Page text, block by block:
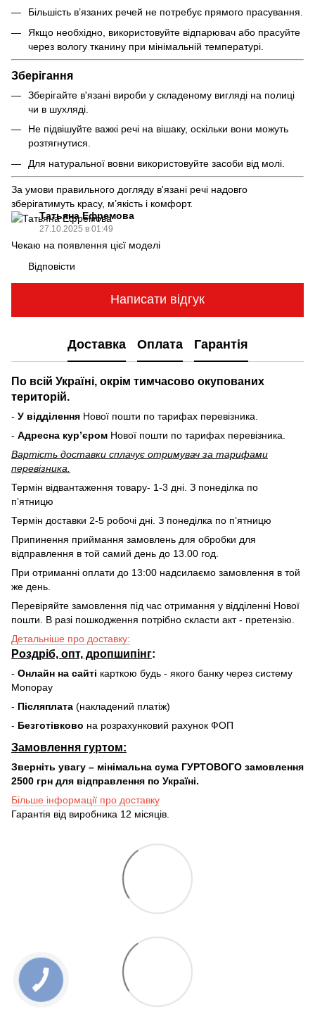
Більшість в’язаних речей не потребує прямого прасування.
Якщо необхідно, використовуйте відпарювач або прасуйте
через вологу тканину при мінімальній температурі.
Зберігання
Зберігайте в'язані вироби у складеному вигляді на полиці
чи в шухляді.
Не підвішуйте важкі речі на вішаку, оскільки вони можуть
розтягнутися.
Для натуральної вовни використовуйте засоби від молі.
За умови правильного догляду в'язані речі надовго
зберігатимуть красу, м’якість і комфорт.
Татьяна Ефремова
27.10.2025 в 01:49
Чекаю на появлення цієї моделі
Відповісти
Написати відгук
Доставка Оплата Гарантія
По всій Україні, окрім тимчасово окупованих
територій.
- У відділення Нової пошти по тарифах перевізника.
- Адресна курʼєром Нової пошти по тарифах перевізника.
Вартість доставки cплачує отримувач за тарифами
перевізника.
Термін відвантаження товару- 1-3 дні. З понеділка по
пʼятницю
Термін доставки 2-5 робочі дні. З понеділка по пʼятницю
Припинення приймання замовлень для обробки для
відправлення в той самий день до 13.00 год.
При отриманні оплати до 13:00 надсилаємо замовлення в той
же день.
Перевіряйте замовлення під час отримання у відділенні Нової
пошти. В разі пошкодження потрібно скласти акт - претензію.
Детальніше про доставку:
Роздріб, опт, дропшипінг:
- Онлайн на сайті карткою будь - якого банку через систему
Monopay
- Післяплата (накладений платіж)
- Безготівково на розрахунковий рахунок ФОП
Замовлення гуртом:
Зверніть увагу – мінімальна сума ГУРТОВОГО замовлення
2500 грн для відправлення по Україні.
Більше інформації про доставку
Гарантія від виробника 12 місяців.